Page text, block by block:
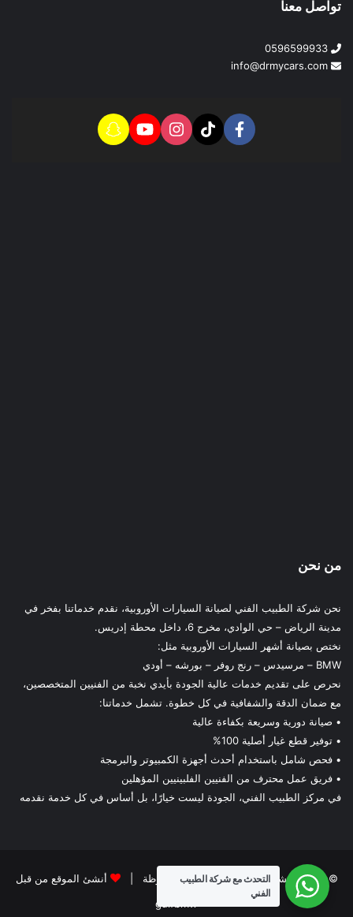
تواصل معنا
0596599933
info@drmycars.com
من نحن
نحن شركة الطبيب الفني لصيانة السيارات الأوروبية، نقدم خدماتنا بفخر في
مدينة الرياض – حي الوادي، مخرج 6، داخل محطة إدريس.
نختص بصيانة أشهر السيارات الأوروبية مثل:
BMW – مرسيدس – رنج روفر – بورشه – أودي
نحرص على تقديم خدمات عالية الجودة بأيدي نخبة من الفنيين المتخصصين،
مع ضمان الدقة والشفافية في كل خطوة. تشمل خدماتنا:
• صيانة دورية وسريعة بكفاءة عالية
• توفير قطع غيار أصلية 100%
• فحص شامل باستخدام أحدث أجهزة الكمبيوتر والبرمجة
• فريق عمل محترف من الفنيين الفلبينيين المؤهلين
في مركز الطبيب الفني، الجودة ليست خيارًا، بل أساس في كل خدمة نقدمه
© حقوق النشر 2026، جميع الحقوق محفوظة |
أنشئ الموقع من قبل
gulfbmw
التحدث مع شركة الطبيب
الفني